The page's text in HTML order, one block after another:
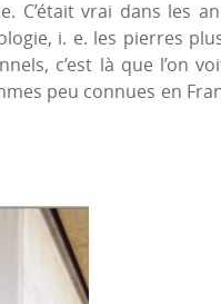
C’était vrai dans les
i. e. les pierres
c’est là que l’on
peu connues en